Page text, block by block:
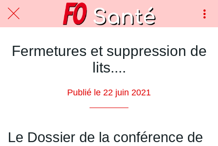
Fermetures et suppression de
lits....
Publié le 22 juin 2021
Le Dossier de la conférence de